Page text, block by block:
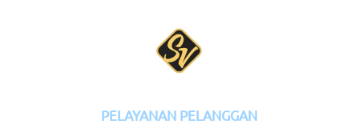
PELAYANAN PELANGGAN